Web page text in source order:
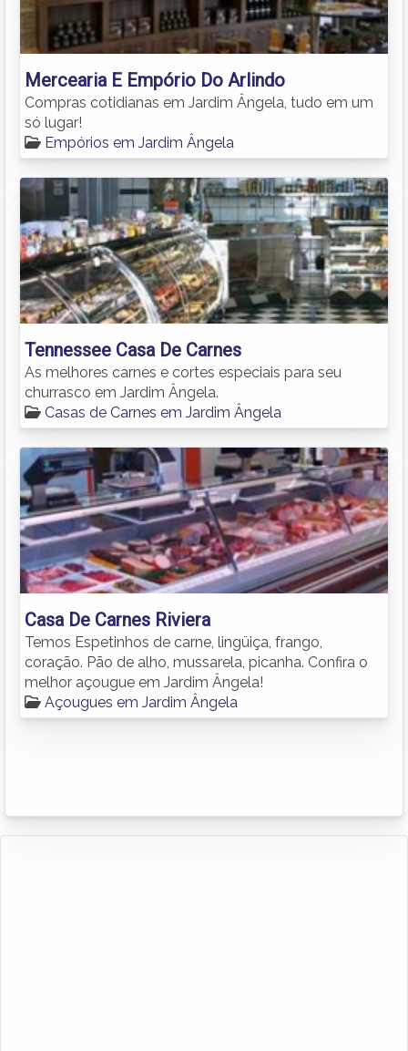
Mercearia E Empório Do Arlindo
Compras cotidianas em Jardim Ângela, tudo em um
só lugar!
Empórios em Jardim Ângela
Tennessee Casa De Carnes
As melhores carnes e cortes especiais para seu
churrasco em Jardim Ângela.
Casas de Carnes em Jardim Ângela
Casa De Carnes Riviera
Temos Espetinhos de carne, lingüiça, frango,
coração. Pão de alho, mussarela, picanha. Confira o
melhor açougue em Jardim Ângela!
Açougues em Jardim Ângela